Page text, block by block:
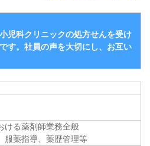
児科クリニックの処方せんを受け
す。社員の声を大切にし、お互い
ける薬剤師業務全般
服薬指導、薬歴管理等